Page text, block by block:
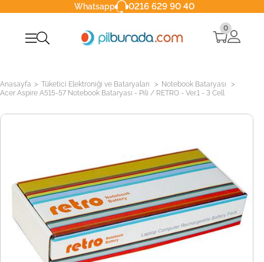
Whatsapp 0216 629 90 40
0
Anasayfa > Tüketici Elektroniği ve Bataryaları > Notebook Bataryası >
Acer Aspire A515-57 Notebook Bataryası - Pili / RETRO - Ver.1 - 3 Cell